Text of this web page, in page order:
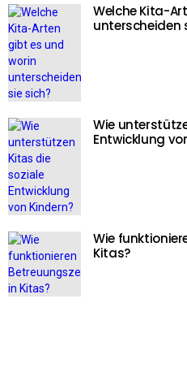
Welche Kita-
unterscheiden
Wie
Entwicklung
Wie
Kitas?